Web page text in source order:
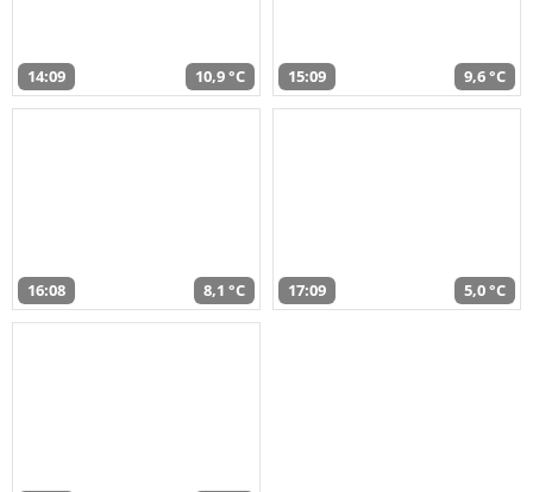
14:09 10,9 °C 15:09 9,6 °C
16:08 8,1 °C 17:09 5,0 °C